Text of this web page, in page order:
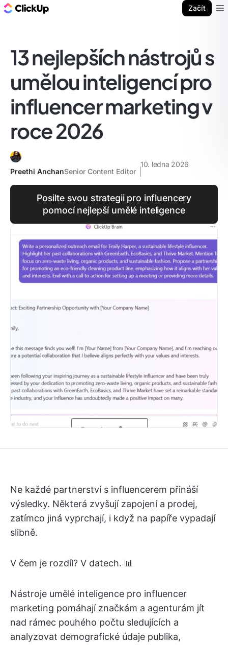
Začít
13 nejlepších nástrojů s
umělou inteligencí pro
influencer marketing v
roce 2026
Preethi AnchanSenior Content Editor
10. ledna 2026
Posilte svou strategii pro influencery
pomocí nejlepší umělé inteligence
Ne každé partnerství s influencerem přináší
výsledky. Některá zvyšují zapojení a prodej,
zatímco jiná vyprchají, i když na papíře vypadají
slibně.
V čem je rozdíl? V datech. 📊
Nástroje umělé inteligence pro influencer
marketing pomáhají značkám a agenturám jít
nad rámec pouhého počtu sledujících a
analyzovat demografické údaje publika,